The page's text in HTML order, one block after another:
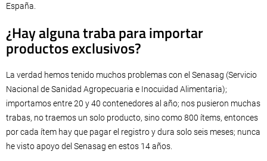
España.
¿Hay alguna traba para importar
productos exclusivos?
La verdad hemos tenido muchos problemas con el Senasag (Servicio
Nacional de Sanidad Agropecuaria e Inocuidad Alimentaria);
importamos entre 20 y 40 contenedores al año; nos pusieron muchas
trabas, no traemos un solo producto, sino como 800 ítems, entonces
por cada ítem hay que pagar el registro y dura solo seis meses; nunca
he visto apoyo del Senasag en estos 14 años.